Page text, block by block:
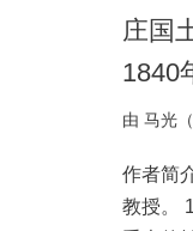
庄国
1840
由 马光
作者简
教授。